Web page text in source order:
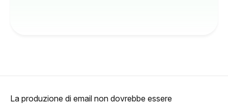
La produzione di email non dovrebbe essere